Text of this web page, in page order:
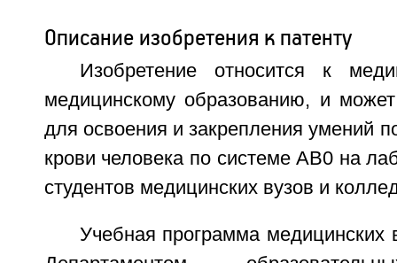
Описание изобретения к патенту
Изобретение относится к
медицинскому образованию, и
для освоения и закрепления умений
крови человека по системе АВ0 на
студентов медицинских вузов и
Учебная программа медицинских